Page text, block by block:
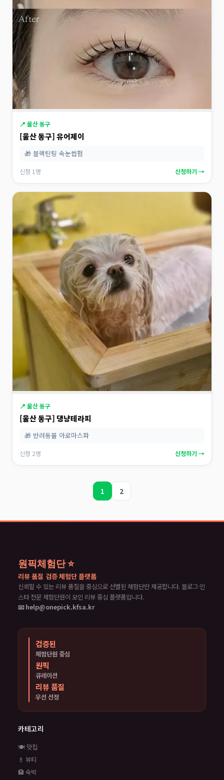
📍 울산 동구
[울산 동구] 유어제이
🎁 블랙틴팅 속눈썹펌
신청 1명 신청하기 →
📍 울산 동구
[울산 동구] 댕냥테라피
🎁 반려동물 아로마스파
신청 2명 신청하기 →
1 2
원픽체험단 ⭐
리뷰 품질 검증 체험단 플랫폼
신뢰할 수 있는 리뷰 품질을 중심으로 선별된 체험단만 제공합니다. 블로그·인
스타 전문 체험단원이 모인 리뷰 중심 플랫폼입니다.
📧 help@onepick.kfsa.kr
검증된
체험단원 중심
원픽
큐레이션
리뷰 품질
우선 선정
카테고리
🍽️ 맛집
💄 뷰티
🏨 숙박